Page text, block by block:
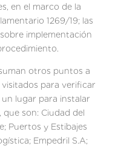
en el marco de la
1269/19; las
implementación
otros puntos a
para verificar
lugar para instalar
son: Ciudad del
Puertos y Estibajes
Empedril S.A;